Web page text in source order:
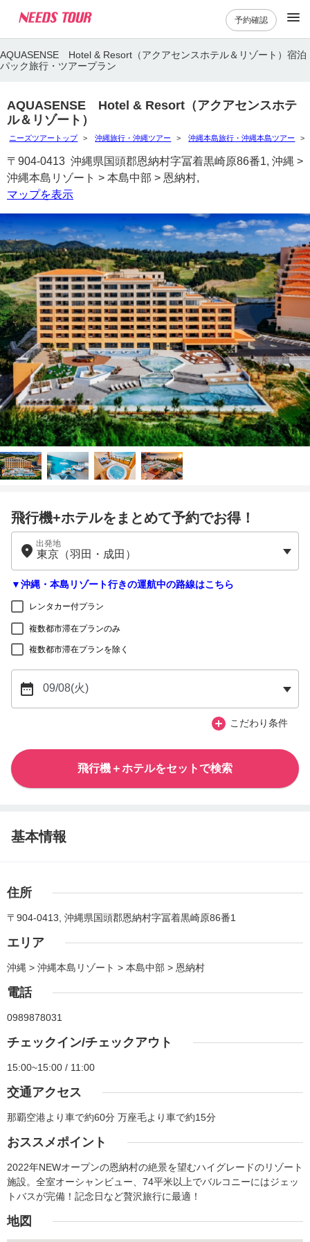
予約確認
AQUASENSE Hotel & Resort（アクアセンスホテル＆リゾート）宿泊
パック旅行・ツアープラン
AQUASENSE Hotel & Resort（アクアセンスホテ
ル＆リゾート）
ニーズツアートップ 沖縄旅行・沖縄ツアー 沖縄本島旅行・沖縄本島ツアー
〒904-0413 沖縄県国頭郡恩納村字冨着黒崎原86番1, 沖縄 >
沖縄本島リゾート > 本島中部 > 恩納村,
マップを表示
飛行機+ホテルをまとめて予約でお得！
出発地
▼沖縄・本島リゾート行きの運航中の路線はこちら
レンタカー付プラン
複数都市滞在プランのみ
複数都市滞在プランを除く
こだわり条件
飛行機＋ホテルをセットで検索
基本情報
住所
〒904-0413, 沖縄県国頭郡恩納村字冨着黒崎原86番1
エリア
沖縄 > 沖縄本島リゾート > 本島中部 > 恩納村
電話
0989878031
チェックイン/チェックアウト
15:00~15:00 / 11:00
交通アクセス
那覇空港より車で約60分 万座毛より車で約15分
おススメポイント
2022年NEWオープンの恩納村の絶景を望むハイグレードのリゾート
施設。全室オーシャンビュー、74平米以上でバルコニーにはジェッ
トバスが完備！記念日など贅沢旅行に最適！
地図